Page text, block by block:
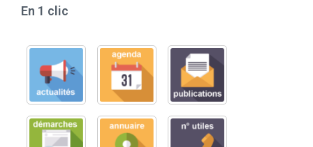
En 1 clic